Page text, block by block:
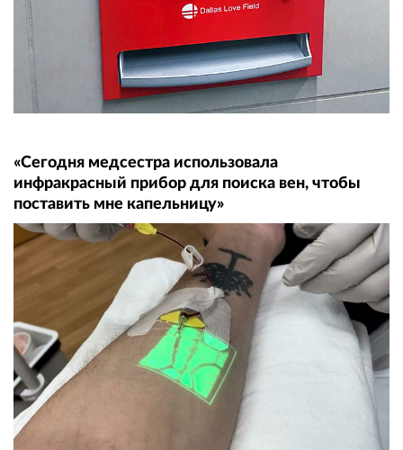
«Сегодня медсестра использовала
инфракрасный прибор для поиска вен, чтобы
поставить мне капельницу»